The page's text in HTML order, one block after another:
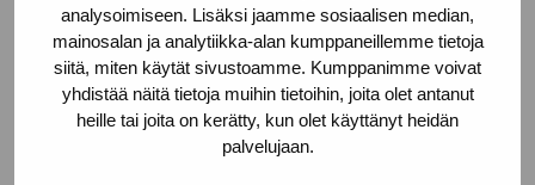
analysoimiseen. Lisäksi jaamme sosiaalisen median,
mainosalan ja analytiikka-alan kumppaneillemme tietoja
siitä, miten käytät sivustoamme. Kumppanimme voivat
yhdistää näitä tietoja muihin tietoihin, joita olet antanut
heille tai joita on kerätty, kun olet käyttänyt heidän
palvelujaan.
Olja på duk
Deponeringsplats
Pro Artibus, Ekenäs